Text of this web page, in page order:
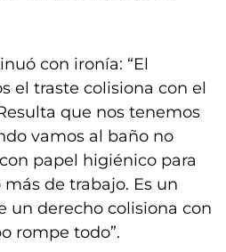
con ironía: “El
el traste colisiona con el
que nos tenemos
vamos al baño no
papel higiénico para
de trabajo. Es un
un derecho colisiona con
rompe todo”.